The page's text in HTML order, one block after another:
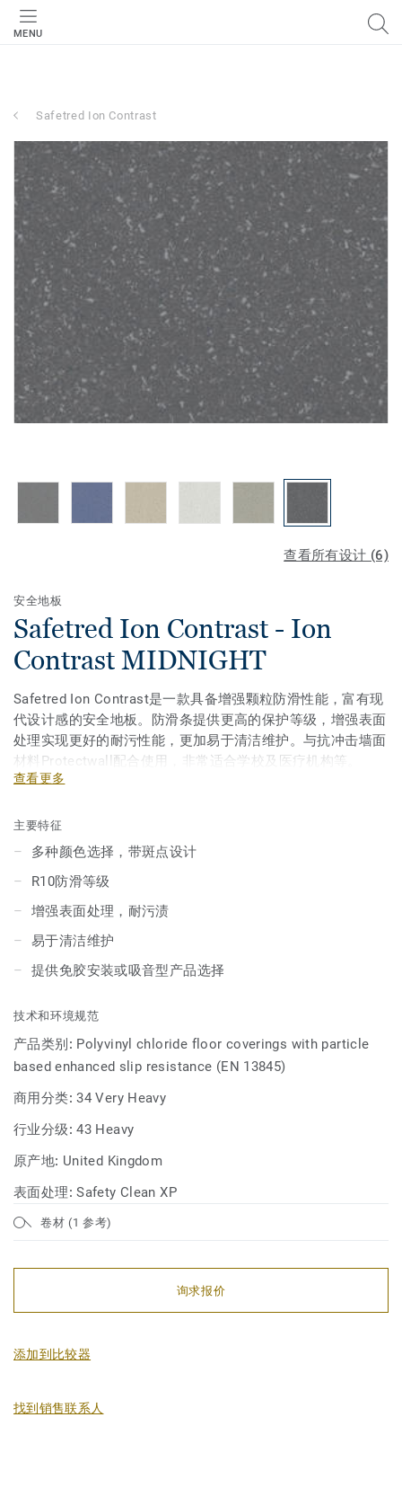
MENU
Safetred Ion Contrast
查看所有设计 (6)
安全地板
Safetred Ion Contrast - Ion
Contrast MIDNIGHT
Safetred Ion Contrast是一款具备增强颗粒防滑性能，富有现
代设计感的安全地板。防滑条提供更高的保护等级，增强表面
处理实现更好的耐污性能，更加易于清洁维护。与抗冲击墙面
材料Protectwall配合使用，非常适合学校及医疗机构等。
查看更多
主要特征
多种颜色选择，带斑点设计
R10防滑等级
增强表面处理，耐污渍
易于清洁维护
提供免胶安装或吸音型产品选择
技术和环境规范
产品类别: Polyvinyl chloride floor coverings with particle
based enhanced slip resistance (EN 13845)
商用分类:34 Very Heavy
行业分级:43 Heavy
原产地: United Kingdom
表面处理:Safety Clean XP
卷材 (1 参考)
询求报价
添加到比较器
找到销售联系人